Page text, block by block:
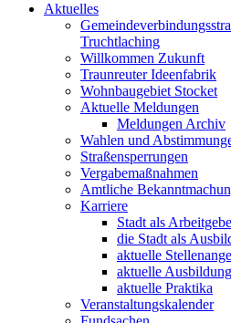
Aktuelles
Truchtlaching
Willkommen Zukunft
Traunreuter Ideenfabrik
Wohnbaugebiet Stocket
Aktuelle Meldungen
Meldungen Archiv
Wahlen und
Straßensperrungen
Vergabemaßnahmen
Amtliche
Karriere
Stadt als
die Stadt als
aktuelle
aktuelle
aktuelle Praktika
Veranstaltungskalender